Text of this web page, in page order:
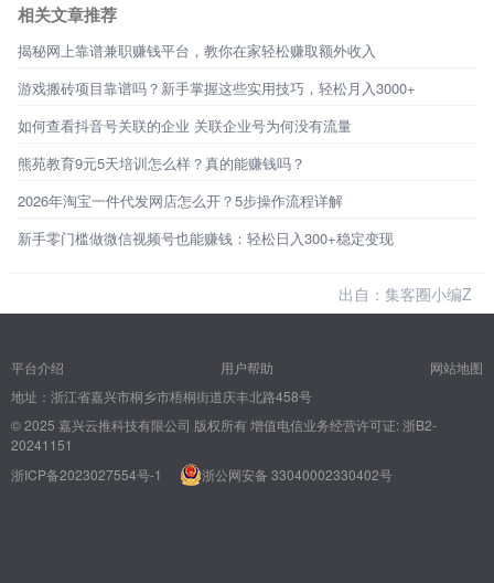
相关文章推荐
揭秘网上靠谱兼职赚钱平台，教你在家轻松赚取额外收入
游戏搬砖项目靠谱吗？新手掌握这些实用技巧，轻松月入3000+
如何查看抖音号关联的企业 关联企业号为何没有流量
熊苑教育9元5天培训怎么样？真的能赚钱吗？
2026年淘宝一件代发网店怎么开？5步操作流程详解
新手零门槛做微信视频号也能赚钱：轻松日入300+稳定变现
出自：集客圈小编Z
平台介绍 用户帮助
网站地图
地址：浙江省嘉兴市桐乡市梧桐街道庆丰北路458号
© 2025 嘉兴云推科技有限公司 版权所有增值电信业务经营许可证: 浙B2-
20241151
浙ICP备2023027554号-1
浙公网安备 33040002330402号